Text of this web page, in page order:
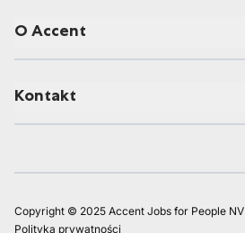
O Accent
Kontakt
Copyright © 2025 Accent Jobs for People NV
Polityka prywatności